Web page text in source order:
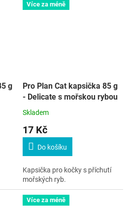
g
Více za méně
Pro Plan Cat kapsička 85 g
- Delicate s mořskou rybou
Skladem
17 Kč
Do košíku
Kapsička pro kočky s příchutí
mořských ryb.
Více za méně